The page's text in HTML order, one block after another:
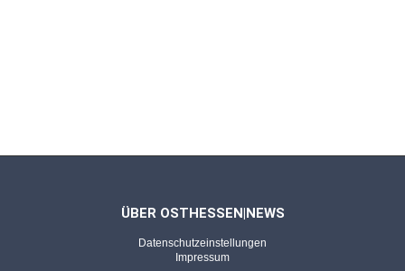
Gebürtiger Hesse zieht ins
Wolfram Weimer aus dem Main-Kinzig-Kreis
ÜBER OSTHESSEN|NEWS
Datenschutzeinstellungen
Impressum